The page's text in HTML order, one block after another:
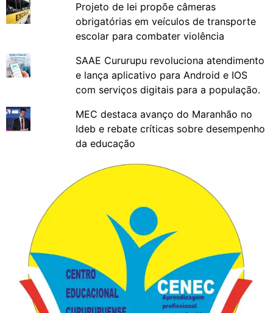
Projeto de lei propõe câmeras
obrigatórias em veículos de transporte
escolar para combater violência
SAAE Cururupu revoluciona atendimento
e lança aplicativo para Android e IOS
com serviços digitais para a população.
MEC destaca avanço do Maranhão no
Ideb e rebate críticas sobre desempenho
da educação